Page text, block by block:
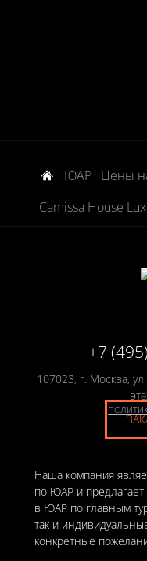
ЮАР Цены
Camissa House
+7
107023, г. Москва,
Наша компания
по ЮАР и
в ЮАР по главным
так и
конкретные